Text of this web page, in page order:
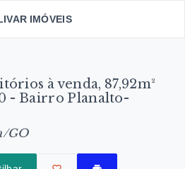
IMÓVEIS
à venda, 87,92m²
- Bairro Planalto-
GO